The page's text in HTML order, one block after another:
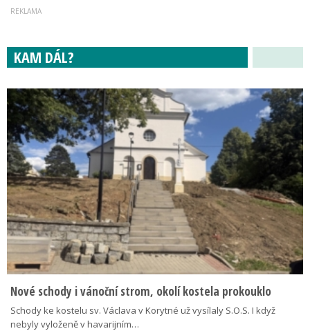
KAM DÁL?
Nové schody i vánoční strom, okolí kostela prokouklo
Schody ke kostelu sv. Václava v Korytné už vysílaly S.O.S. I když
nebyly vyloženě v havarijním…